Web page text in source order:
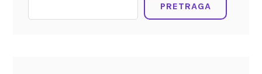
PRETRAGA